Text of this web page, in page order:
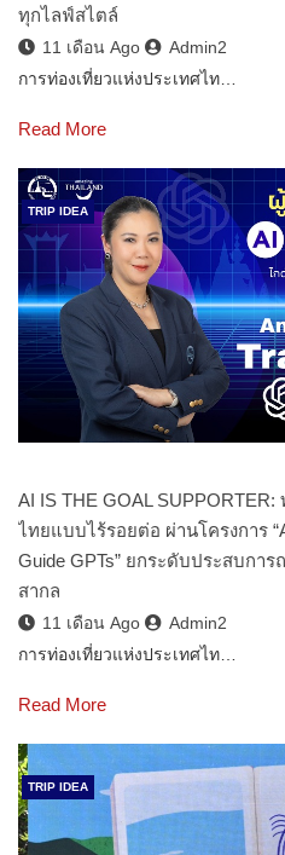
ทุกไลฟ์สไตล์
11 เดือน Ago
Admin2
การท่องเที่ยวแห่งประเทศไท…
Read More
TRIP IDEA
AI IS THE GOAL
ไทยแบบไร้รอยต่อ ผ่านโครงการ
Guide GPTs” ยกระดับประสบกา
สากล
11 เดือน Ago
Admin2
การท่องเที่ยวแห่งประเทศไท…
Read More
TRIP IDEA